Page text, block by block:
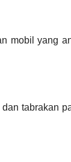
mobil yang
tabrakan